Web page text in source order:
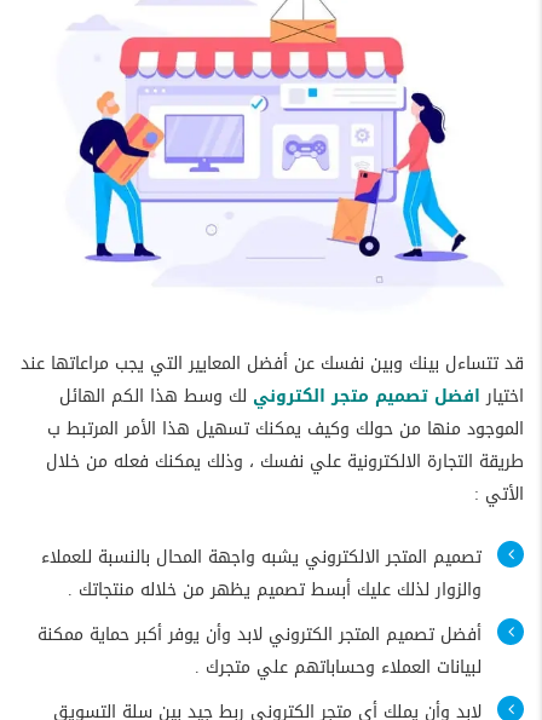
قد تتساءل بينك وبين نفسك عن أفضل المعايير التي يجب مراعاتها عند
اختيارافضل تصميم متجر الكتروني لك وسط هذا الكم الهائل
الموجود منها من حولك وكيف يمكنك تسهيل هذا الأمر المرتبط ب
طريقة التجارة الالكترونية علي نفسك ، وذلك يمكنك فعله من خلال
الأتي :
تصميم المتجر الالكتروني يشبه واجهة المحال بالنسبة للعملاء
والزوار لذلك عليك أبسط تصميم يظهر من خلاله منتجاتك .
أفضل تصميم المتجر الكتروني لابد وأن يوفر أكبر حماية ممكنة
لبيانات العملاء وحساباتهم علي متجرك .
لابد وأن يملك أي متجر الكتروني ربط جيد بين سلة التسويق